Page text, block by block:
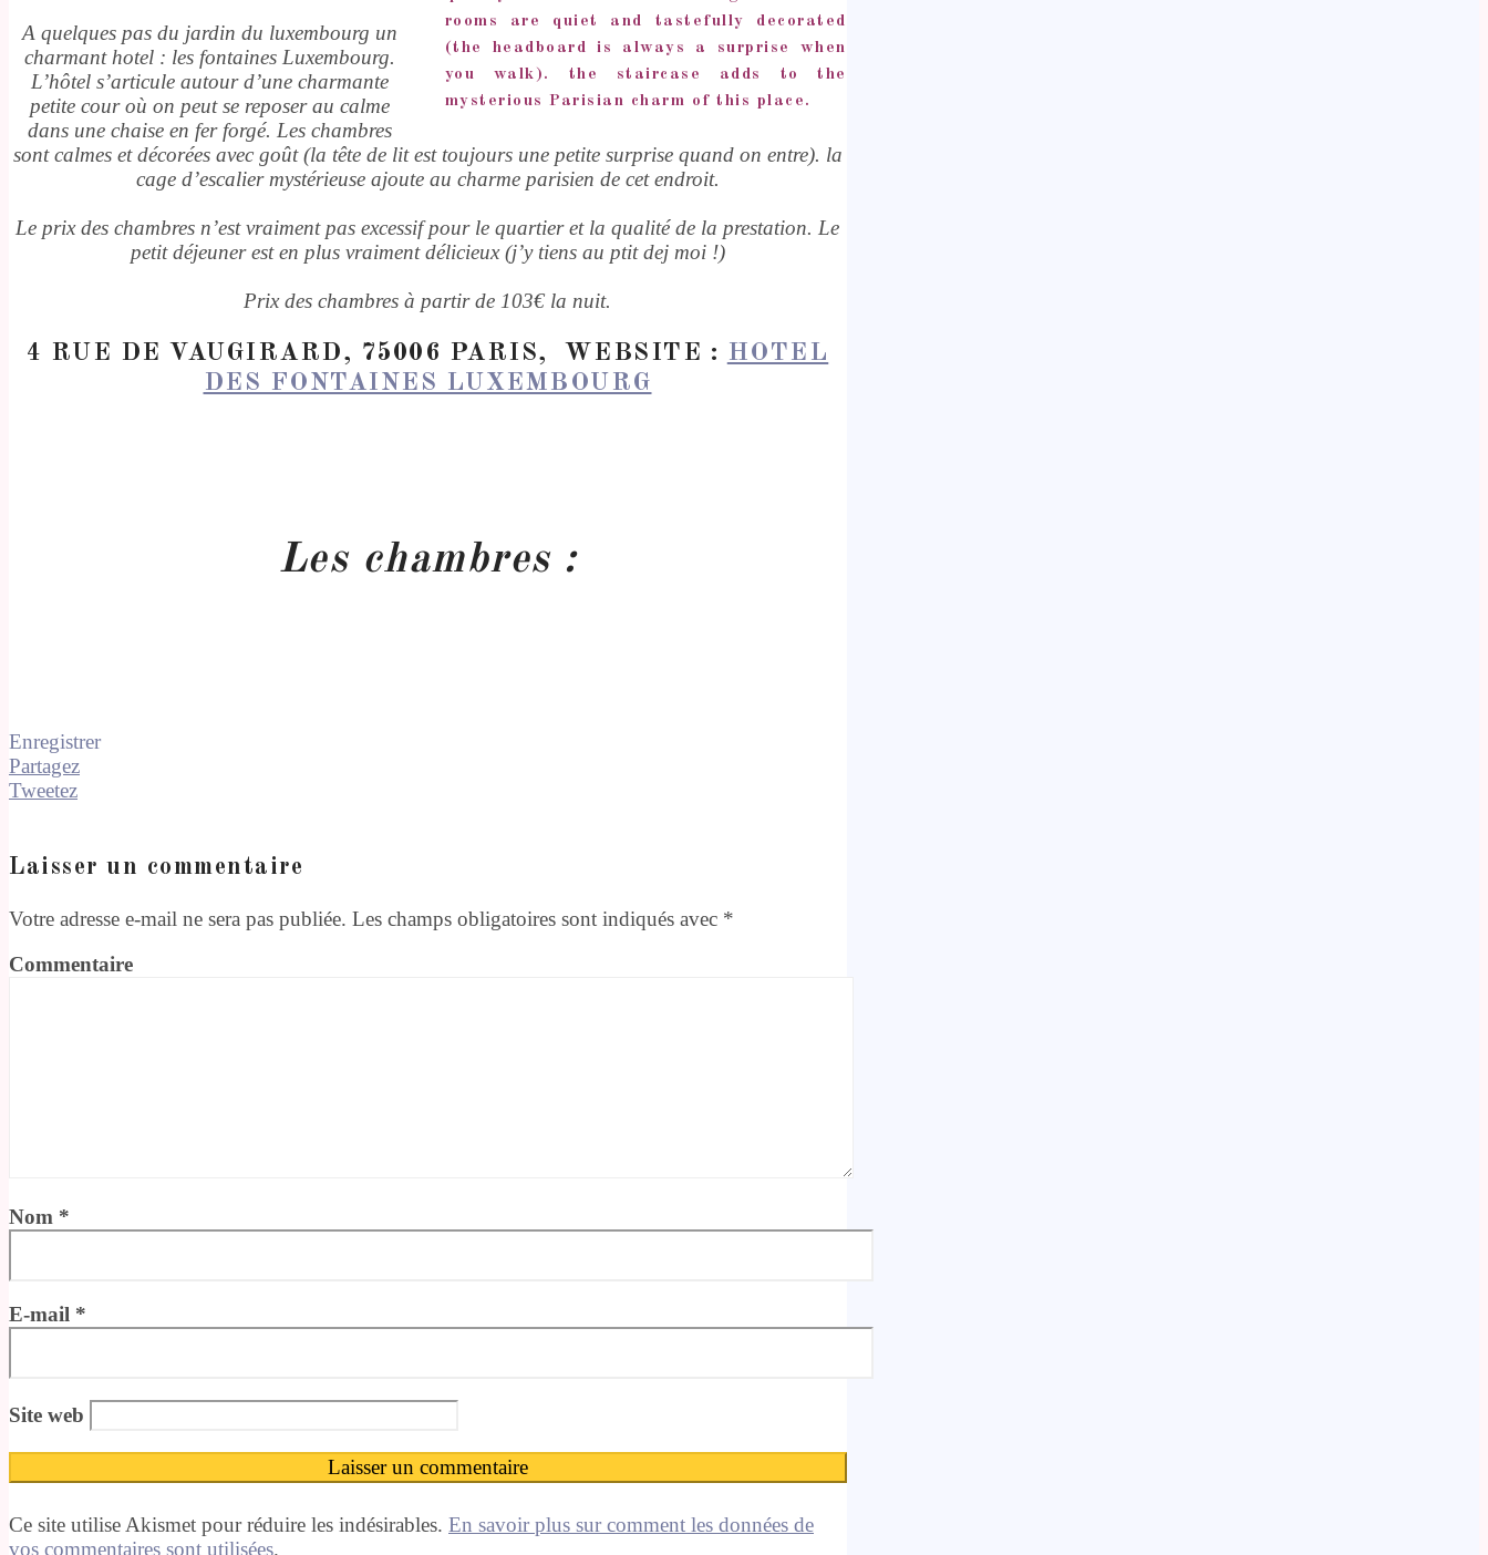
rooms are quiet and tastefully decorated
(the headboard is always a surprise when
you walk). the staircase adds to the
mysterious Parisian charm of this place.
A quelques pas du jardin du luxembourg un
charmant hotel : les fontaines Luxembourg.
L’hôtel s’articule autour d’une charmante
petite cour où on peut se reposer au calme
dans une chaise en fer forgé. Les chambres
sont calmes et décorées avec goût (la tête de lit est toujours une petite surprise quand on entre). la
cage d’escalier mystérieuse ajoute au charme parisien de cet endroit.
Le prix des chambres n’est vraiment pas excessif pour le quartier et la qualité de la prestation. Le
petit déjeuner est en plus vraiment délicieux (j’y tiens au ptit dej moi !)
Prix des chambres à partir de 103€ la nuit.
4 RUE DE VAUGIRARD, 75006 PARIS, WEBSITE : HOTEL
DES FONTAINES LUXEMBOURG
Les chambres :
Enregistrer
Partagez
Tweetez
Laisser un commentaire
Votre adresse e-mail ne sera pas publiée. Les champs obligatoires sont indiqués avec *
Commentaire
Nom *
E-mail *
Site web
Ce site utilise Akismet pour réduire les indésirables. En savoir plus sur comment les données de
vos commentaires sont utilisées.